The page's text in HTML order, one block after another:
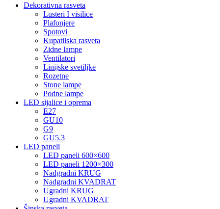
Dekorativna rasveta
Lusteri I visilice
Plafonjere
Spotovi
Kupatilska rasveta
Zidne lampe
Ventilatori
Linijske svetiljke
Rozetne
Stone lampe
Podne lampe
LED sijalice i oprema
E27
GU10
G9
GU5.3
LED paneli
LED paneli 600×600
LED paneli 1200×300
Nadgradni KRUG
Nadgradni KVADRAT
Ugradni KRUG
Ugradni KVADRAT